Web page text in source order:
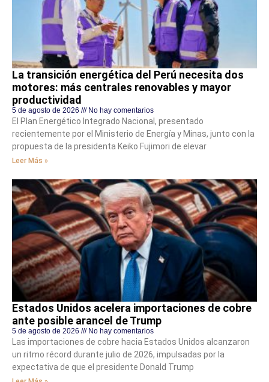
La transición energética del Perú necesita dos
motores: más centrales renovables y mayor
productividad
5 de agosto de 2026 No hay comentarios
El Plan Energético Integrado Nacional, presentado
recientemente por el Ministerio de Energía y Minas, junto con la
propuesta de la presidenta Keiko Fujimori de elevar
Leer Más »
Estados Unidos acelera importaciones de cobre
ante posible arancel de Trump
5 de agosto de 2026 No hay comentarios
Las importaciones de cobre hacia Estados Unidos alcanzaron
un ritmo récord durante julio de 2026, impulsadas por la
expectativa de que el presidente Donald Trump